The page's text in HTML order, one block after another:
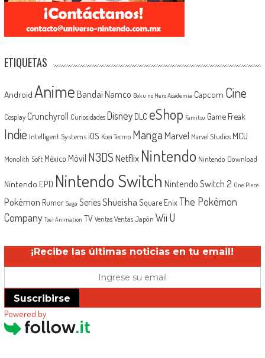
ETIQUETAS
Android Anime Bandai Namco Boku no Hero Academia Capcom Cine
Cosplay Crunchyroll Curiosidades Disney DLC eShop Famitsu Game Freak
Indie Intelligent Systems iOS Koei Tecmo MangaMarvel Marvel Studios MCU
Monolith Soft México Móvil N3DSNetflix Nintendo Nintendo Download
Nintendo EPD Nintendo Switch Nintendo Switch 2 One Piece
Pokémon Rumor Sega SeriesShueisha Square EnixThe Pokémon
Company Toei Animation TV Ventas Ventas Japón Wii U
¡Recibe las últimas noticias en tu email!
Suscribirse
Powered by